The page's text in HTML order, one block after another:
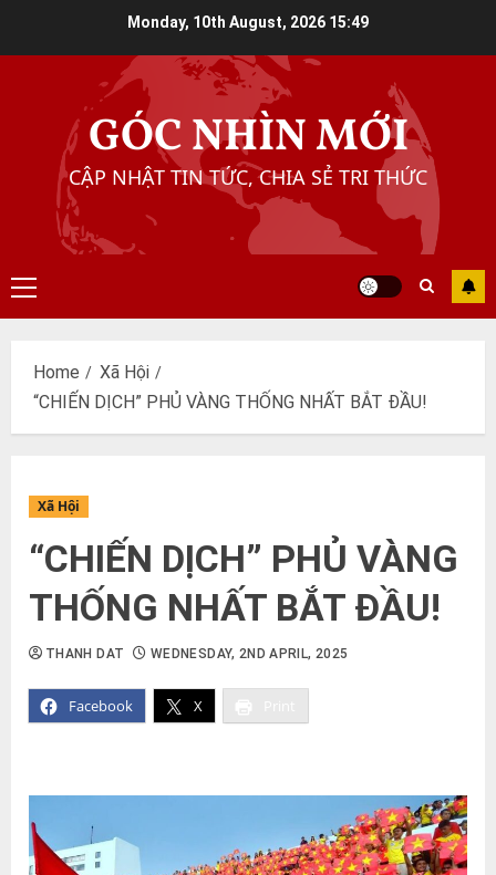
Monday, 10th August, 2026 15:49
GÓC NHÌN MỚI
CẬP NHẬT TIN TỨC, CHIA SẺ TRI THỨC
Primary
Menu
Home
Xã Hội
“CHIẾN DỊCH” PHỦ VÀNG THỐNG NHẤT BẮT ĐẦU!
Xã Hội
“CHIẾN DỊCH” PHỦ VÀNG
THỐNG NHẤT BẮT ĐẦU!
Facebook X
THANH DAT WEDNESDAY, 2ND APRIL, 2025